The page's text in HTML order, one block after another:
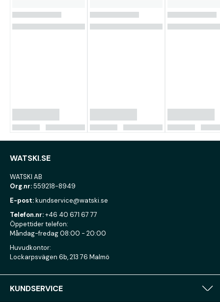
WATSKI.SE
WATSKI AB
Org.nr:559218-8949
E-post:kundservice@watski.se
Telefon.nr:+46 40 671 67 77
Öppettider telefon:
Måndag-fredag 08:00 - 20:00
Huvudkontor:
Lockarpsvägen 6b, 213 76 Malmö
KUNDSERVICE